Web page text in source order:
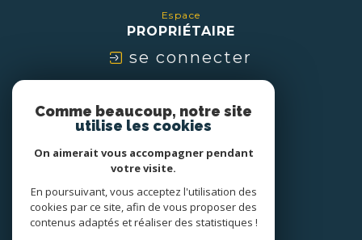
Espace
PROPRIÉTAIRE
se connecter
ADHÉRONS
Comme beaucoup, notre site
utilise les cookies
On aimerait vous accompagner pendant
votre visite.
En poursuivant, vous acceptez l'utilisation des
cookies par ce site, afin de vous proposer des
contenus adaptés et réaliser des statistiques !